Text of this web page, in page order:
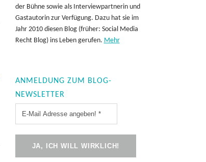
der Bühne sowie als Interviewpartnerin und
Gastautorin zur Verfügung. Dazu hat sie im
Jahr 2010 diesen Blog (früher: Social Media
Recht Blog) ins Leben gerufen. Mehr
ANMELDUNG ZUM BLOG-
NEWSLETTER